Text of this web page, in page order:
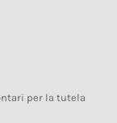
per la tutela